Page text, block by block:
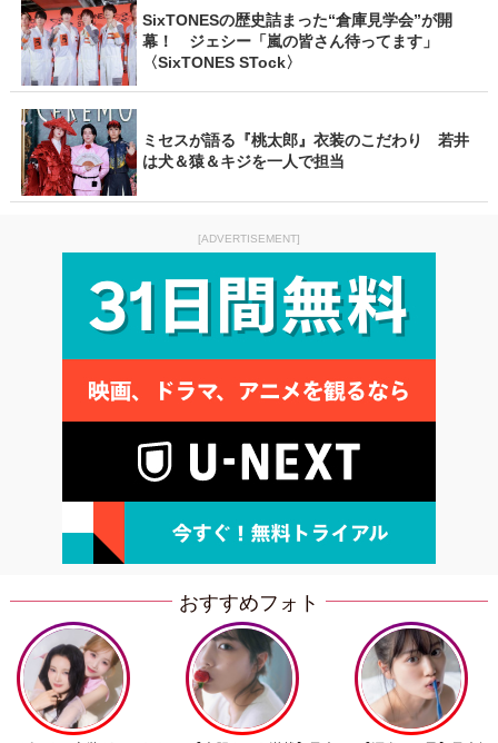
SixTONESの歴史詰まった“倉庫見学会”が開
幕！ ジェシー「嵐の皆さん待ってます」
〈SixTONES STock〉
ミセスが語る『桃太郎』衣装のこだわり 若井
は犬＆猿＆キジを一人で担当
[ADVERTISEMENT]
おすすめフォト